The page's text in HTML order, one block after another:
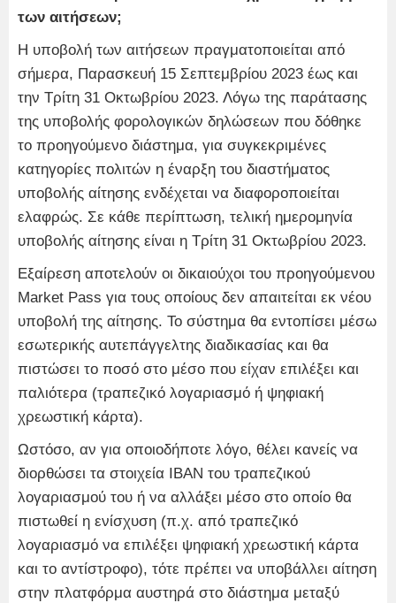
των αιτήσεων;
Η υποβολή των αιτήσεων πραγματοποιείται από
σήμερα, Παρασκευή 15 Σεπτεμβρίου 2023 έως και
την Τρίτη 31 Οκτωβρίου 2023. Λόγω της παράτασης
της υποβολής φορολογικών δηλώσεων που δόθηκε
το προηγούμενο διάστημα, για συγκεκριμένες
κατηγορίες πολιτών η έναρξη του διαστήματος
υποβολής αίτησης ενδέχεται να διαφοροποιείται
ελαφρώς. Σε κάθε περίπτωση, τελική ημερομηνία
υποβολής αίτησης είναι η Τρίτη 31 Οκτωβρίου 2023.
Εξαίρεση αποτελούν οι δικαιούχοι του προηγούμενου
Market Pass για τους οποίους δεν απαιτείται εκ νέου
υποβολή της αίτησης. Το σύστημα θα εντοπίσει μέσω
εσωτερικής αυτεπάγγελτης διαδικασίας και θα
πιστώσει το ποσό στο μέσο που είχαν επιλέξει και
παλιότερα (τραπεζικό λογαριασμό ή ψηφιακή
χρεωστική κάρτα).
Ωστόσο, αν για οποιοδήποτε λόγο, θέλει κανείς να
διορθώσει τα στοιχεία ΙΒΑΝ του τραπεζικού
λογαριασμού του ή να αλλάξει μέσο στο οποίο θα
πιστωθεί η ενίσχυση (π.χ. από τραπεζικό
λογαριασμό να επιλέξει ψηφιακή χρεωστική κάρτα
και το αντίστροφο), τότε πρέπει να υποβάλλει αίτηση
στην πλατφόρμα αυστηρά στο διάστημα μεταξύ